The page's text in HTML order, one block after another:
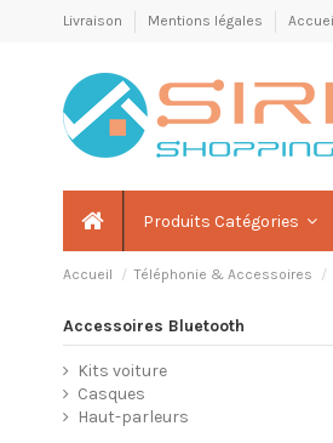
Livraison Mentions légales
Produits Catégories
Accueil Téléphonie & Accessoires
Accessoires Bluetooth
Kits voiture
Casques
Haut-parleurs